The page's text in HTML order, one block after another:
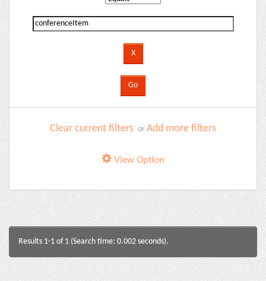
Clear current filters or Add more filters
View Option
Results 1-1 of 1 (Search time: 0.002 seconds).